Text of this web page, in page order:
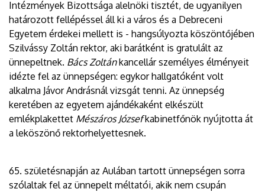
Intézmények Bizottsága alelnöki tisztét, de ugyanilyen
határozott fellépéssel áll ki a város és a Debreceni
Egyetem érdekei mellett is - hangsúlyozta köszöntőjében
Szilvássy Zoltán rektor, aki barátként is gratulált az
ünnepeltnek. Bács Zoltánkancellár személyes élményeit
idézte fel az ünnepségen: egykor hallgatóként volt
alkalma Jávor Andrásnál vizsgát tenni. Az ünnepség
keretében az egyetem ajándékaként elkészült
emlékplakettet Mészáros Józsefkabinetfőnök nyújtotta át
a leköszönő rektorhelyettesnek.
65. születésnapján az Aulában tartott ünnepségen sorra
szólaltak fel az ünnepelt méltatói, akik nem csupán